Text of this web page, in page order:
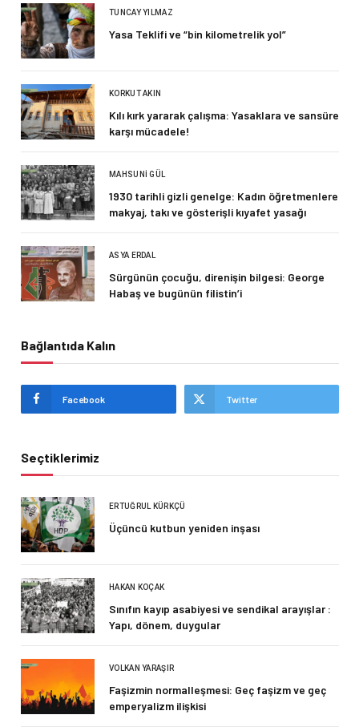
TUNCAY YILMAZ
Yasa Teklifi ve “bin kilometrelik yol”
KORKUT AKIN
Kılı kırk yararak çalışma: Yasaklara ve sansüre
karşı mücadele!
MAHSUNI GÜL
1930 tarihli gizli genelge: Kadın öğretmenlere
makyaj, takı ve gösterişli kıyafet yasağı
ASYA ERDAL
Sürgünün çocuğu, direnişin bilgesi: George
Habaş ve bugünün filistin’i
Bağlantıda Kalın
Facebook Twitter
Seçtiklerimiz
ERTUĞRUL KÜRKÇÜ
Üçüncü kutbun yeniden inşası
HAKAN KOÇAK
Sınıfın kayıp asabiyesi ve sendikal arayışlar :
Yapı, dönem, duygular
VOLKAN YARAŞIR
Faşizmin normalleşmesi: Geç faşizm ve geç
emperyalizm ilişkisi